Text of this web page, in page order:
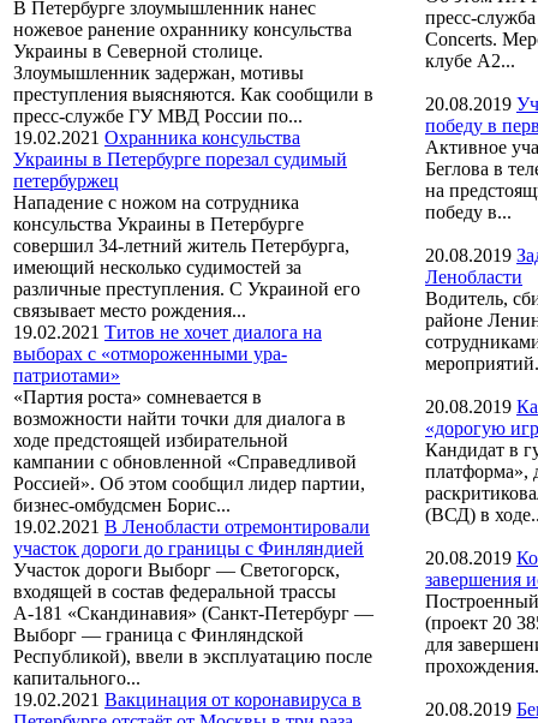
В Петербурге злоумышленник нанес
ножевое ранение охраннику консульства
Украины в Северной столице.
Злоумышленник задержан, мотивы
преступления выясняются. Как сообщили в
пресс-службе ГУ МВД России по...
19.02.2021 Охранника консульства
Украины в Петербурге порезал судимый
петербуржец
Нападение с ножом на сотрудника
консульства Украины в Петербурге
совершил 34-летний житель Петербурга,
имеющий несколько судимостей за
различные преступления. С Украиной его
связывает место рождения...
19.02.2021 Титов не хочет диалога на
выборах с «отмороженными ура-
патриотами»
«Партия роста» сомневается в
возможности найти точки для диалога в
ходе предстоящей избирательной
кампании с обновленной «Справедливой
Россией». Об этом сообщил лидер партии,
бизнес-омбудсмен Борис...
19.02.2021 В Ленобласти отремонтировали
участок дороги до границы с Финляндией
Участок дороги Выборг — Светогорск,
входящей в состав федеральной трассы
А-181 «Скандинавия» (Санкт-Петербург —
Выборг — граница с Финляндской
Республикой), ввели в эксплуатацию после
капитального...
19.02.2021 Вакцинация от коронавируса в
пресс-
Concerts.
клубе A2...
20.08.2019
победу в
Активное
Беглова в
на
победу в...
20.08.2019
Ленобласти
Водитель,
районе
20.08.2019
«дорогую
Кандидат в
платформа»,
(ВСД) в
20.08.2019
завершения
(проект 20
для
20.08.2019